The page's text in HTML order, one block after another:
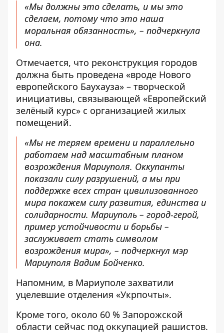
«Мы должны это сделать, и мы это
сделаем, потому что это наша
моральная обязанность», – подчеркнула
она.
Отмечается, что реконструкция городов
должна быть проведена «вроде Нового
европейского Баухауза» – творческой
инициативы, связывающей «Европейский
зелёный курс» с организацией жилых
помещений.
«Мы не теряем времени и параллельно
работаем над масштабным планом
возрождения Мариуполя. Оккупанты
показали силу разрушений, а мы при
поддержке всех стран цивилизованного
мира покажем силу развития, единства и
солидарности. Мариуполь – город-герой,
пример устойчивости и борьбы –
заслуживает стать символом
возрождения мира», – подчеркнул мэр
Мариуполя Вадим Бойченко.
Напомним, в Мариуполе захватили
уцелевшие отделения «Укрпочты».
Кроме того, около 60 % Запорожской
области сейчас под оккупацией рашистов.